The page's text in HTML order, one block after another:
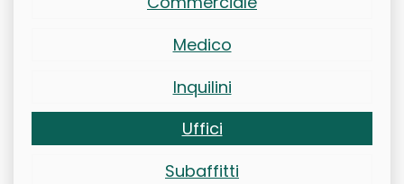
Medico
Inquilini
Uffici
Subaffitti